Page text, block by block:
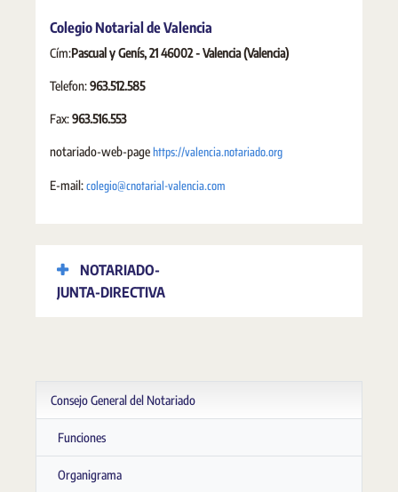
Colegio Notarial de Valencia
Cím:Pascual y Genís, 21 46002 - Valencia (Valencia)
Telefon:963.512.585
Fax:963.516.553
notariado-web-pagehttps://valencia.notariado.org
E-mail:colegio@cnotarial-valencia.com
NOTARIADO-
JUNTA-DIRECTIVA
Consejo General del Notariado
Funciones
Organigrama